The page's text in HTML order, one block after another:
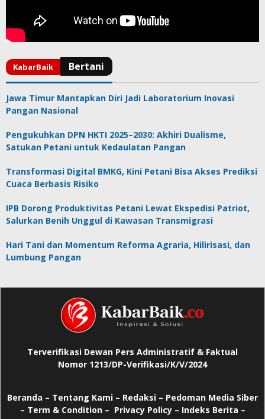
Jawa Timur Mantapkan Diri Jadi Laboratorium Inovasi
Pangan Nasional
Pengukuhkan DPN HKTI 2025–2030: Akhiri Dualisme,
Satukan Petani untuk Kedaulatan Pangan
Transformasi Digital BMKG, Kini Petani Bisa Akses Prediksi
Cuaca Berbasis Risiko
IPB Dorong Produktivitas Petani Lewat Ekspedisi Patriot,
Salurkan Benih Unggul di Kawasan Transmigrasi
Hari Tani dan Momentum Reforma Agraria, Hilirisasi, dan
Lumbung Pangan
Terverifikasi Dewan Pers Administratif & Faktual
Nomor 1213/DP-Verifikasi/K/V/2024
Beranda – Tentang Kami – Redaksi – Pedoman Media Siber
– Term & Condition – Privacy Policy– Indeks Berita –